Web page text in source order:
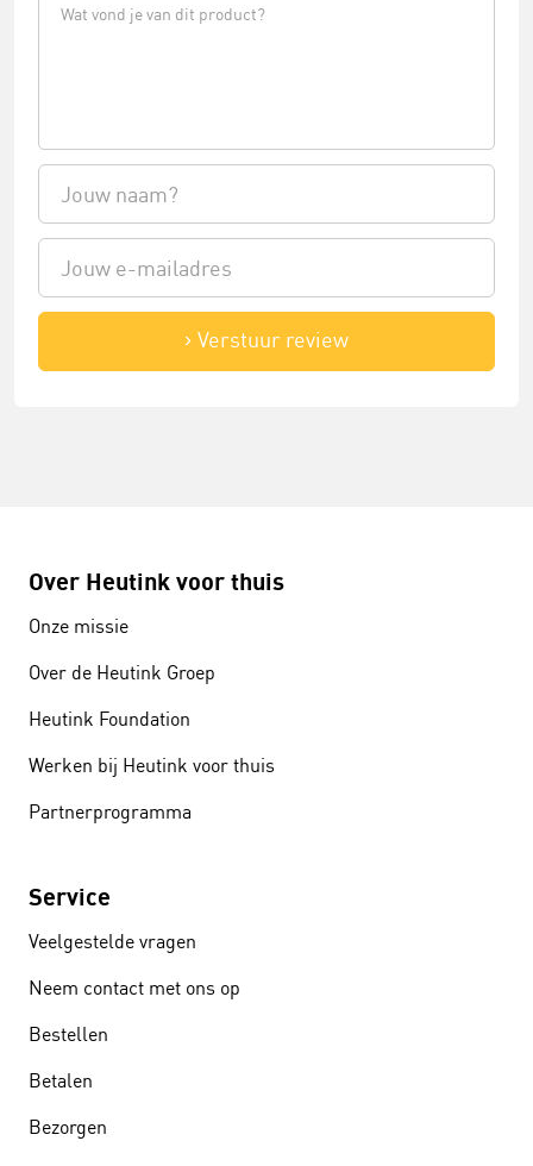
Verstuur review
Over Heutink voor thuis
Onze missie
Over de Heutink Groep
Heutink Foundation
Werken bij Heutink voor thuis
Partnerprogramma
Service
Veelgestelde vragen
Neem contact met ons op
Bestellen
Betalen
Bezorgen